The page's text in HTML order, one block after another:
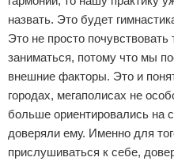
назвать. Это будет
Это не просто почувствовать
заниматься, потому что мы
внешние факторы. Это и
городах, мегаполисах не
больше ориентировались на
доверяли ему. Именно для
прислушиваться к себе,